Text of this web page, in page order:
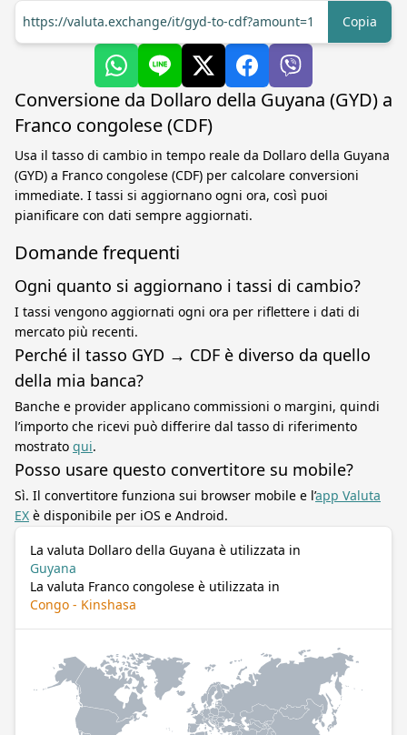
https://valuta.exchange/it/gyd-to-cdf?amount=1
Copia
Conversione da Dollaro della Guyana (GYD) a
Franco congolese (CDF)
Usa il tasso di cambio in tempo reale da Dollaro della Guyana
(GYD) a Franco congolese (CDF) per calcolare conversioni
immediate. I tassi si aggiornano ogni ora, così puoi
pianificare con dati sempre aggiornati.
Domande frequenti
Ogni quanto si aggiornano i tassi di cambio?
I tassi vengono aggiornati ogni ora per riflettere i dati di
mercato più recenti.
Perché il tasso GYD → CDF è diverso da quello
della mia banca?
Banche e provider applicano commissioni o margini, quindi
l’importo che ricevi può differire dal tasso di riferimento
mostrato qui.
Posso usare questo convertitore su mobile?
Sì. Il convertitore funziona sui browser mobile e l’app Valuta
EX è disponibile per iOS e Android.
La valuta Dollaro della Guyana è utilizzata in
Guyana
La valuta Franco congolese è utilizzata in
Congo - Kinshasa